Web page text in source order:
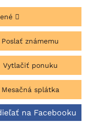
Poslať známemu
Vytlačiť ponuku
Mesačná splátka
na Facebooku